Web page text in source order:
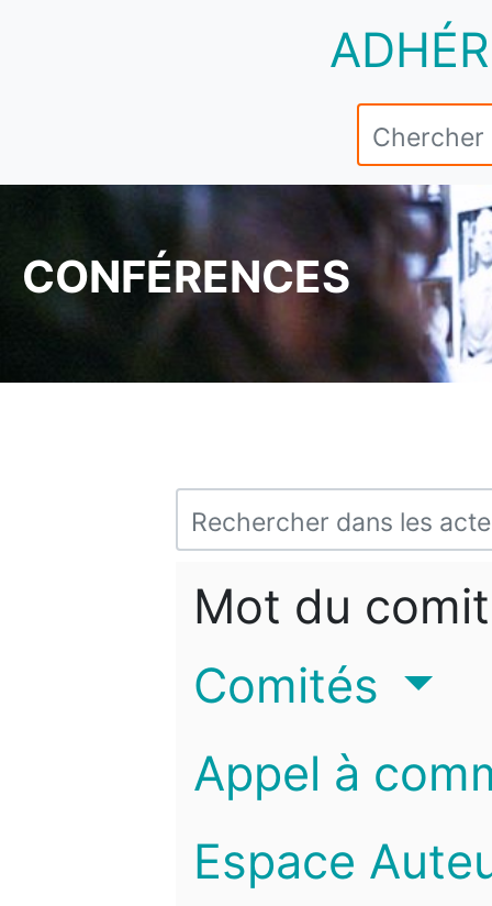
CONFÉRENCES
Mot du
Comités
Appel à
Espace